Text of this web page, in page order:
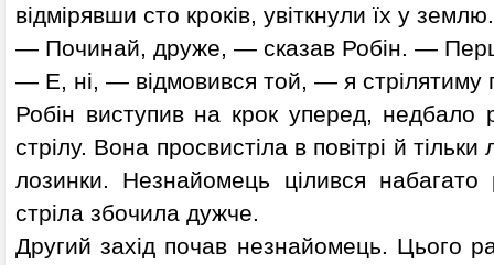
відмірявши сто кроків, увіткнули їх у землю.
— Починай, друже, — сказав Робін. —
— Е, ні, — відмовився той, — я стрілятиму
Робін виступив на крок уперед, недбало
стрілу. Вона просвистіла в повітрі й
лозинки. Незнайомець цілився
стріла збочила дужче.
Другий захід почав незнайомець. Цього